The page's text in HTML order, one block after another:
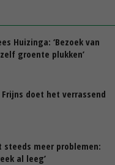
Huizinga: ‘Bezoek van
groente plukken’
doet het verrassend
steeds meer problemen:
al leeg’